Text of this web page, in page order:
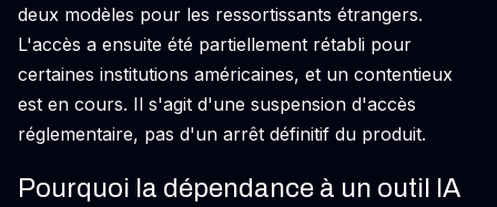
deux modèles pour les ressortissants étrangers.
L'accès a ensuite été partiellement rétabli pour
certaines institutions américaines, et un contentieux
est en cours. Il s'agit d'une suspension d'accès
réglementaire, pas d'un arrêt définitif du produit.
Pourquoi la dépendance à un outil IA